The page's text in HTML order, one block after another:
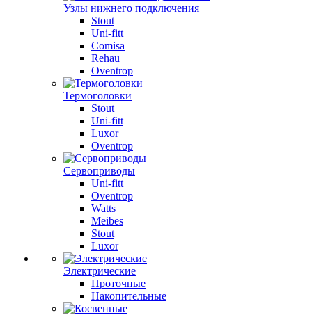
Узлы нижнего подключения
Stout
Uni-fitt
Comisa
Rehau
Oventrop
Термоголовки
Stout
Uni-fitt
Luxor
Oventrop
Сервоприводы
Uni-fitt
Oventrop
Watts
Meibes
Stout
Luxor
Электрические
Проточные
Накопительные